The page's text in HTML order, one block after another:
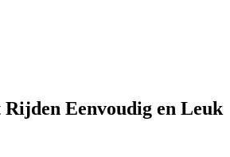
Eenvoudig en Leuk